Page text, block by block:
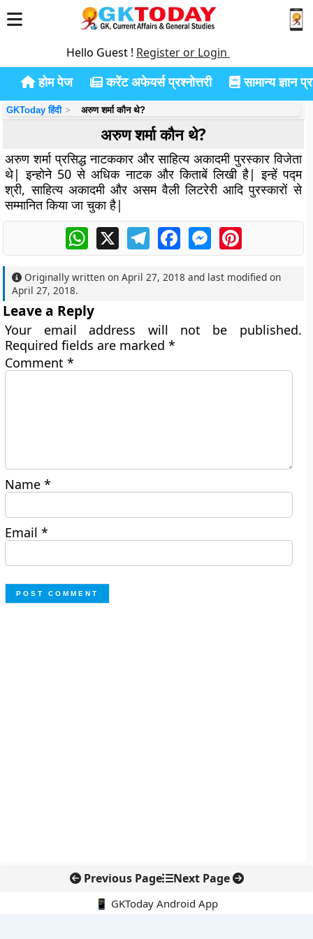
Hello Guest ! Register or Login
होम पेज करेंट अफेयर्स प्रश्नोत्तरी सामान्य ज्ञान
GKToday हिंदी अरुण शर्मा कौन थे?
अरुण शर्मा कौन थे?
अरुण शर्मा प्रसिद्ध नाटककार और साहित्य अकादमी पुरस्कार विजेता
थे| इन्होने 50 से अधिक नाटक और किताबें लिखी है| इन्हें पद्म
श्री, साहित्य अकादमी और असम वैली लिटरेरी आदि पुरस्कारों से
सम्मानित किया जा चुका है|
WhatsApp
X TelegramFacebookMessengerPinterest
Originally written onApril 27, 2018 and last modified on
April 27, 2018.
Leave a Reply
Your email address will not be published.
Required fields are marked*
Comment*
Name*
Email*
Previous Page Next Page
📱 GKToday Android App